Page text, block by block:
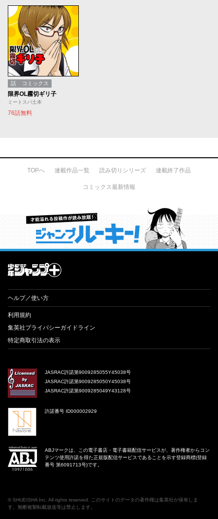
話 コミックス
限界OL霧切ギリ子
ミートスパ土本
76話無料
TOPへ 連載作品一覧 読み切りシリーズ 連載終了作品
コミックス最新情報
ヘルプ／使い方
利用規約
集英社プライバシーガイドライン
特定商取引法の表示
JASRAC許諾第9009285055Y45038号
JASRAC許諾第9009285050Y45038号
JASRAC許諾第9009285049Y43128号
許諾番号 ID000002929
ABJマークは、この電子書店・電子書籍配信サービスが、著作権者からコン
テンツ使用許諾を得た正規版配信サービスであることを示す登録商標(登録
番号 第6091713号)です。
© SHUEISHA Inc . All rights reserved. このサイトのデータの著作権は集英社が保有しま
す。無断複製転載放送等は禁止します。